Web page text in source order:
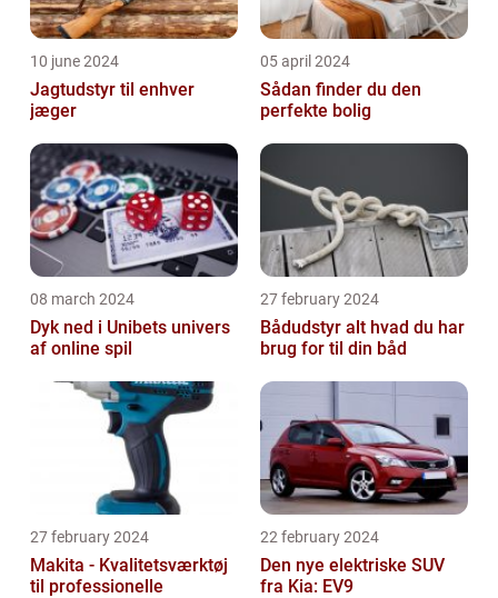
10 june 2024
Jagtudstyr til enhver
jæger
05 april 2024
Sådan finder du den
perfekte bolig
08 march 2024
Dyk ned i Unibets univers
af online spil
27 february 2024
Bådudstyr alt hvad du har
brug for til din båd
27 february 2024
Makita - Kvalitetsværktøj
til professionelle
22 february 2024
Den nye elektriske SUV
fra Kia: EV9